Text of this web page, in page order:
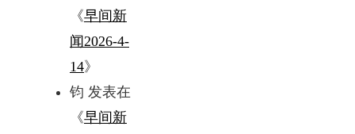
《早间新
闻2026-4-
14》
钧 发表在
《早间新